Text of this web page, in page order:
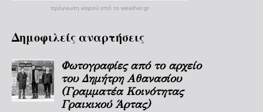
πρόγνωση καιρού από το weather.gr
Δημοφιλείς αναρτήσεις
Φωτογραφίες από το αρχείο
του Δημήτρη Αθανασίου
(Γραμματέα Κοινότητας
Γραικικού Άρτας)